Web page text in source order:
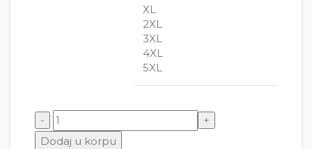
XL
2XL
3XL
4XL
5XL
Sunđer Bob Natpis količina
Dodaj u korpu